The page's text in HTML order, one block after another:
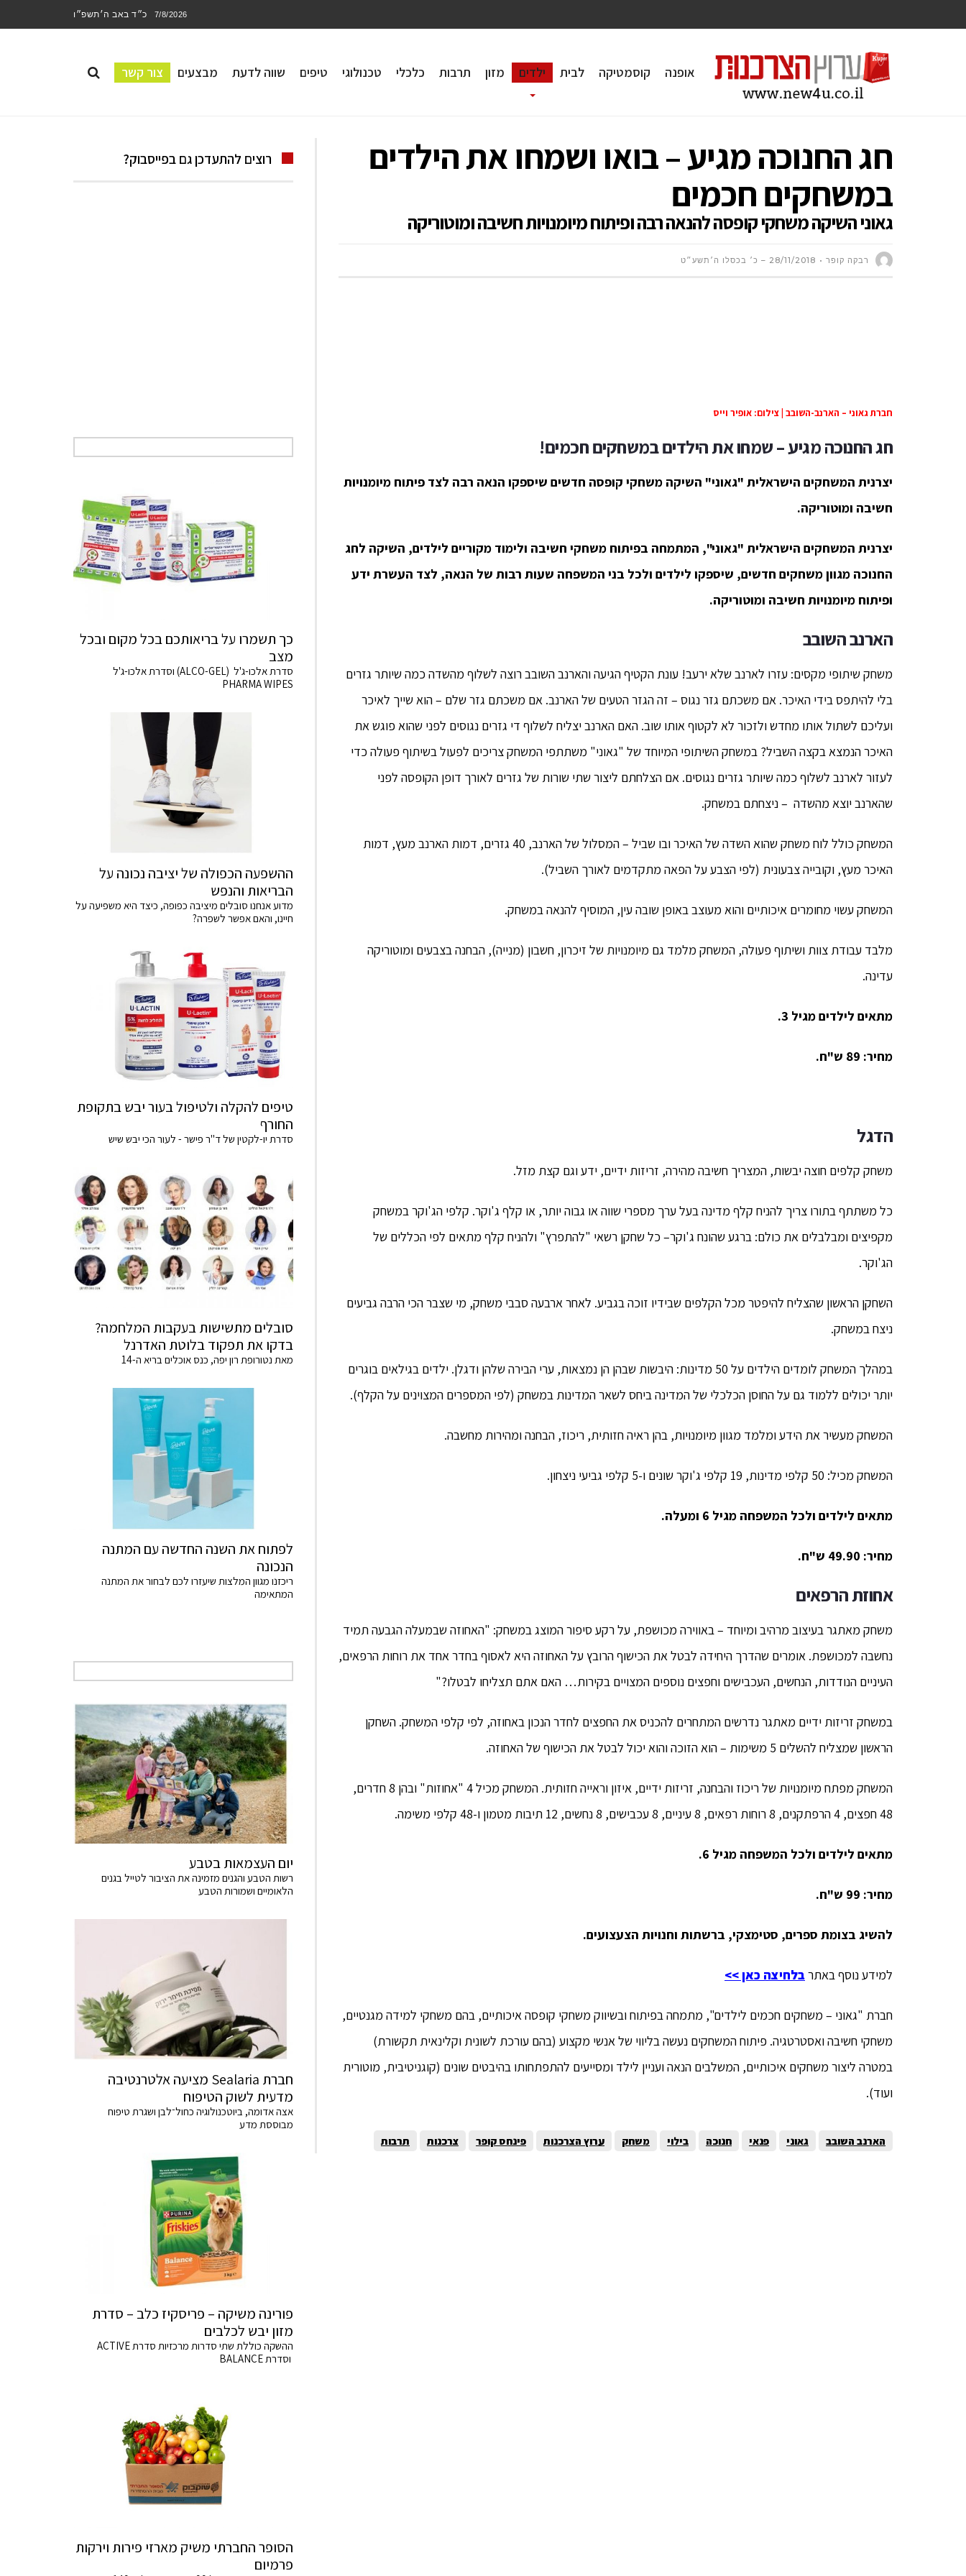
7/8/2026 כ״ד באב ה׳תשפ״ו
אופנה קוסמטיקה לבית ילדים מזון תרבות כלכלי טכנולוגי טיפים שווה לדעת מבצעים צור קשר
חג החנוכה מגיע – בואו ושמחו את הילדים
במשחקים חכמים
גאוני השיקה משחקי קופסה להנאה רבה ופיתוח מיומנויות חשיבה ומוטוריקה
רבקה קופר 28/11/2018 – כ׳ בכסלו ה׳תשע״ט
חברת גאוני – הארנב-השובב | צילום: אופיר וייס
חג החנוכה מגיע – שמחו את הילדים במשחקים חכמים!
יצרנית המשחקים הישראלית "גאוני" השיקה משחקי קופסה חדשים שיספקו הנאה רבה לצד פיתוח מיומנויות
חשיבה ומוטוריקה.
יצרנית המשחקים הישראלית "גאוני", המתמחה בפיתוח משחקי חשיבה ולימוד מקוריים לילדים, השיקה לחג
החנוכה מגוון משחקים חדשים, שיספקו לילדים ולכל בני המשפחה שעות רבות של הנאה, לצד העשרת ידע
ופיתוח מיומנויות חשיבה ומוטוריקה.
הארנב השובב
משחק שיתופי מקסים: עזרו לארנב שלא ירעב! עונת הקטיף הגיעה והארנב השובב רוצה לשלוף מהשדה כמה שיותר גזרים
בלי להיתפס בידי האיכר. אם משכתם גזר נגוס – זה הגזר הטעים של הארנב. אם משכתם גזר שלם – הוא שייך לאיכר
ועליכם לשתול אותו מחדש ולזכור לא לקטוף אותו שוב. האם הארנב יצליח לשלוף די גזרים נגוסים לפני שהוא פוגש את
האיכר הנמצא בקצה השביל? במשחק השיתופי המיוחד של "גאוני" משתתפי המשחק צריכים לפעול בשיתוף פעולה כדי
לעזור לארנב לשלוף כמה שיותר גזרים נגוסים. אם הצלחתם ליצור שתי שורות של גזרים לאורך דופן הקופסה לפני
שהארנב יוצא מהשדה – ניצחתם במשחק.
המשחק כולל לוח משחק שהוא השדה של האיכר ובו שביל – המסלול של הארנב, 40 גזרים, דמות הארנב מעץ, דמות
האיכר מעץ, וקובייה צבעונית (לפי הצבע על הפאה מתקדמים לאורך השביל).
המשחק עשוי מחומרים איכותיים והוא מעוצב באופן שובה עין, המוסיף להנאה במשחק.
מלבד עבודת צוות ושיתוף פעולה, המשחק מלמד גם מיומנויות של זיכרון, חשבון (מנייה), הבחנה בצבעים ומוטוריקה
עדינה.
מתאים לילדים מגיל 3.
מחיר: 89 ש"ח.
הדגל
משחק קלפים חוצה יבשות, המצריך חשיבה מהירה, זריזות ידיים, ידע וגם קצת מזל.
כל משתתף בתורו צריך להניח קלף מדינה בעל ערך מספרי שווה או גבוה יותר, או קלף ג'וקר. קלפי הג'וקר במשחק
מקפיצים ומבלבלים את כולם: ברגע שהונח ג'וקר– כל שחקן רשאי "להתפרץ" ולהניח קלף מתאים לפי הכללים של
הג'וקר.
השחקן הראשון שהצליח להיפטר מכל הקלפים שבידיו זוכה בגביע. לאחר ארבעה סבבי משחק, מי שצבר הכי הרבה גביעים
ניצח במשחק.
במהלך המשחק לומדים הילדים על 50 מדינות: היבשות שבהן הן נמצאות, ערי הבירה שלהן ודגלן. ילדים בגילאים בוגרים
יותר יכולים ללמוד גם על החוסן הכלכלי של המדינה ביחס לשאר המדינות במשחק (לפי המספרים המצוינים על הקלף).
המשחק מעשיר את הידע ומלמד מגוון מיומנויות, בהן ראיה חזותית, ריכוז, הבחנה ומהירות מחשבה.
המשחק מכיל: 50 קלפי מדינות, 19 קלפי ג'וקר שונים ו-5 קלפי גביעי ניצחון.
מתאים לילדים ולכל המשפחה מגיל 6 ומעלה.
מחיר: 49.90 ש"ח.
אחוזת הרפאים
משחק מאתגר בעיצוב מרהיב ומיוחד – באווירה מכושפת, על רקע סיפור המוצג במשחק: "האחוזה שבמעלה הגבעה תמיד
נחשבה למכושפת. אומרים שהדרך היחידה לבטל את הכישוף הרובץ על האחוזה היא לאסוף בחדר אחד את רוחות הרפאים,
העיניים הנודדות, הנחשים, העכבישים וחפצים נוספים המצויים בקירות… האם אתם תצליחו לבטלו?"
במשחק זריזות ידיים מאתגר נדרשים המתחרים להכניס את החפצים לחדר הנכון באחוזה, לפי קלפי המשחק. השחקן
הראשון שמצליח להשלים 5 משימות – הוא הזוכה והוא יכול לבטל את הכישוף של האחוזה.
המשחק מפתח מיומנויות של ריכוז והבחנה, זריזות ידיים, איזון וראייה חזותית. המשחק מכיל 4 "אחוזות" ובהן 8 חדרים,
48 חפצים, 4 הרפתקנים, 8 רוחות רפאים, 8 עיניים, 8 עכבישים, 8 נחשים, 12 תיבות מטמון ו-48 קלפי משימה.
מתאים לילדים ולכל המשפחה מגיל 6.
מחיר: 99 ש"ח.
להשיג בצומת ספרים, סטימצקי, ברשתות וחנויות הצעצועים.
למידע נוסף באתרבלחיצה כאן >>
חברת "גאוני – משחקים חכמים לילדים", מתמחה בפיתוח ובשיווק משחקי קופסה איכותיים, בהם משחקי למידה מגנטיים,
משחקי חשיבה ואסטרטגיה. פיתוח המשחקים נעשה בליווי של אנשי מקצוע (בהם עורכת לשונית וקלינאית תקשורת)
במטרה ליצור משחקים איכותיים, המשלבים הנאה ועניין לילד ומסייעים להתפתחותו בהיבטים שונים (קוגניטיבית, מוטורית
ועוד).
הארנב השובב גאוני פנאי חנוכה בילוי משחק ערוץ הצרכנות פינחס קופר צרכנות תרבות
רוצים להתעדכן גם בפייסבוק?
כך תשמרו על בריאותכם בכל מקום ובכל
מצב
סדרת אלכו-ג'ל (ALCO-GEL) וסדרת אלכו-ג'ל
PHARMA WIPES
ההשפעה הכפולה של יציבה נכונה על
הבריאות והנפש
מדוע אנחנו סובלים מיציבה כפופה, כיצד היא משפיעה על
חיינו, והאם אפשר לשפרה?
טיפים להקלה ולטיפול בעור יבש בתקופת
החורף
סדרת יו-לקטין של ד"ר פישר - לעור הכי יבש שיש
סובלים מתשישות בעקבות המלחמה?
בדקו את תפקוד בלוטת האדרנל
מאת נטורופת רון יפה, כנס אוכלים בריא ה-14
לפתוח את השנה החדשה עם המתנה
הנכונה
ריכזנו מגוון המלצות שיעזרו לכם לבחור את המתנה
המתאימה
יום העצמאות בטבע
רשות הטבע והגנים מזמינה את הציבור לטייל בגנים
הלאומיים ושמורות הטבע
חברת Sealaria מציעה אלטרנטיבה
מדעית לשוק הטיפוח
אצה אדומה, ביוטכנולוגיה כחול־לבן ושגרת טיפוח
מבוססת מדע
פורינה משיקה – פריסקיז כלב – סדרת
מזון יבש לכלבים
ההשקה כוללת שתי סדרות מרכזיות סדרת ACTIVE
וסדרת BALANCE
הסופר החברתי משיק מארזי פירות וירקות
פרמיום